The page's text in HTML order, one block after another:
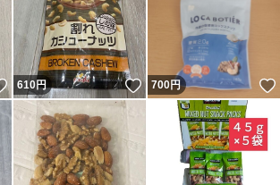
いいね！
610円 いいね！
700円